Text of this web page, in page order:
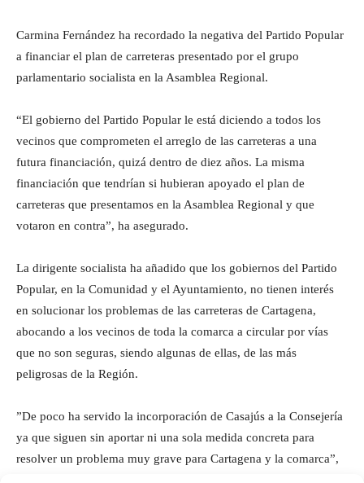
Carmina Fernández ha recordado la negativa del Partido Popular
a financiar el plan de carreteras presentado por el grupo
parlamentario socialista en la Asamblea Regional.
“El gobierno del Partido Popular le está diciendo a todos los
vecinos que comprometen el arreglo de las carreteras a una
futura financiación, quizá dentro de diez años. La misma
financiación que tendrían si hubieran apoyado el plan de
carreteras que presentamos en la Asamblea Regional y que
votaron en contra”, ha asegurado.
La dirigente socialista ha añadido que los gobiernos del Partido
Popular, en la Comunidad y el Ayuntamiento, no tienen interés
en solucionar los problemas de las carreteras de Cartagena,
abocando a los vecinos de toda la comarca a circular por vías
que no son seguras, siendo algunas de ellas, de las más
peligrosas de la Región.
”De poco ha servido la incorporación de Casajús a la Consejería
ya que siguen sin aportar ni una sola medida concreta para
resolver un problema muy grave para Cartagena y la comarca”,